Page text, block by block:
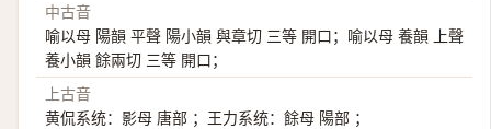
中古音
喻以母 陽韻 平聲 陽小韻 與章切 三等 開口；喻以母 養韻 上聲
養小韻 餘兩切 三等 開口；
上古音
黄侃系统：影母 唐部 ；王力系统：餘母 陽部 ；